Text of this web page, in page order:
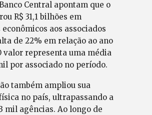
Central apontam que o
R$ 31,1 bilhões em
aos associados
de 22% em relação ao ano
valor representa uma média
por associado no período.
também ampliou sua
no país, ultrapassando a
mil agências. Ao longo de